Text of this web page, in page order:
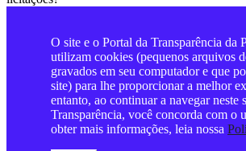
O site e o Portal da Transparência da
utilizam cookies (pequenos arquivos
gravados em seu computador e que
site) para lhe proporcionar a melhor
entanto, ao continuar a navegar neste
Transparência, você concorda com o
obter mais informações, leia nossa